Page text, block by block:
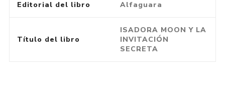
Editorial del libro Alfaguara
Título del libro
ISADORA MOON Y LA
INVITACIÓN
SECRETA